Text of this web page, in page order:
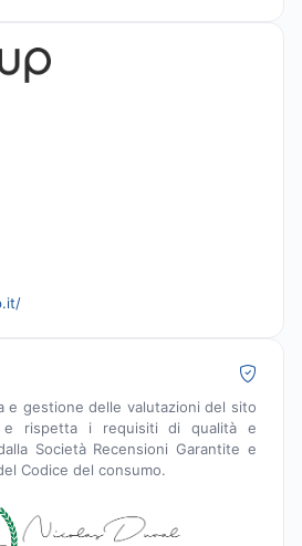
e gestione delle valutazioni del sito
rispetta i requisiti di qualità e
Società Recensioni Garantite e
Codice del consumo.